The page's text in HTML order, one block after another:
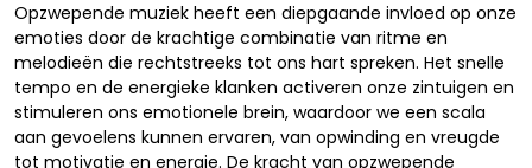
Opzwepende muziek heeft een diepgaande invloed op onze
emoties door de krachtige combinatie van ritme en
melodieën die rechtstreeks tot ons hart spreken. Het snelle
tempo en de energieke klanken activeren onze zintuigen en
stimuleren ons emotionele brein, waardoor we een scala
aan gevoelens kunnen ervaren, van opwinding en vreugde
tot motivatie en energie. De kracht van opzwepende